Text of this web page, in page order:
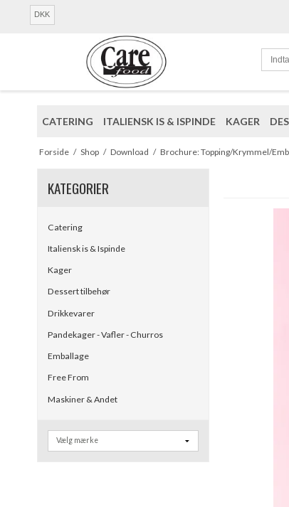
DKK
CATERING ITALIENSK IS & ISPINDE KAGER
Forside / Shop / Download / Brochure: Topping/Krymmel/
KATEGORIER
Catering
Italiensk is & Ispinde
Kager
Dessert tilbehør
Drikkevarer
Pandekager - Vafler - Churros
Emballage
Free From
Maskiner & Andet